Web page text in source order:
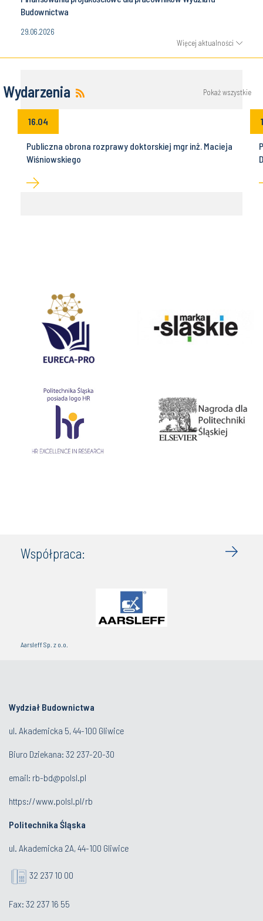
Budownictwa
29.06.2026
Więcej aktualności
Wydarzenia Pokaż wszystkie
16.04
Publiczna obrona rozprawy doktorskiej mgr inż. Macieja
Wiśniowskiego
Współpraca:
Aarsleff Sp. z o.o.
Wydział Budownictwa
ul. Akademicka 5, 44-100 Gliwice
Biuro Dziekana: 32 237-20-30
email: rb-bd@polsl.pl
https://www.polsl.pl/rb
Politechnika Śląska
ul. Akademicka 2A, 44-100 Gliwice
32 237 10 00
Fax: 32 237 16 55